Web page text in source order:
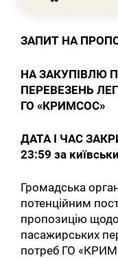
ЗАПИТ НА
НА ЗАКУПІВЛЮ
ПЕРЕВЕЗЕНЬ
ГО «КРИМСОС»
ДАТА І ЧАС
23:59 за
Громадська
потенційним
пропозицію
пасажирських
потреб ГО